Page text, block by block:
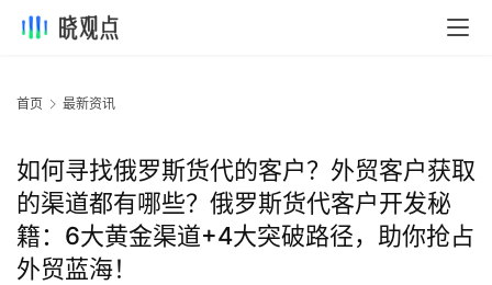
首页 最新资讯
如何寻找俄罗斯货代的客户？外贸客户获取
的渠道都有哪些？俄罗斯货代客户开发秘
籍：6大黄金渠道+4大突破路径，助你抢占
外贸蓝海！